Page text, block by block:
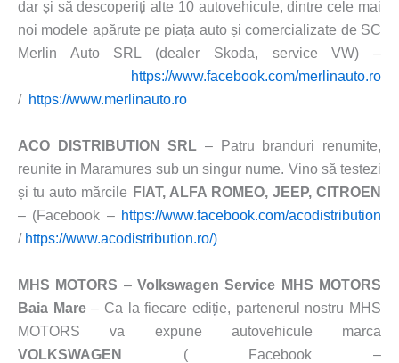
dar și să descoperiți alte 10 autovehicule, dintre cele mai
noi modele apărute pe piața auto și comercializate de SC
Merlin Auto SRL (dealer Skoda, service VW) –
https://www.facebook.com/merlinauto.ro
/ https://www.merlinauto.ro
ACO DISTRIBUTION SRL – Patru branduri renumite,
reunite in Maramures sub un singur nume. Vino să testezi
și tu auto mărcile FIAT, ALFA ROMEO, JEEP, CITROEN
– (Facebook – https://www.facebook.com/acodistribution
/ https://www.acodistribution.ro/)
MHS MOTORS –Volkswagen Service MHS MOTORS
Baia Mare– Ca la fiecare ediție, partenerul nostru MHS
MOTORS va expune autovehicule marca
VOLKSWAGEN
( Facebook –